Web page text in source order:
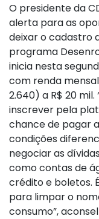
O presidente da
alerta para as
deixar o cadastro
programa
inicia nesta
com renda
2.640) a R$ 20
inscrever pela
chance de pagar
condições
negociar as
como contas de
crédito e boletos.
para limpar o
consumo”,